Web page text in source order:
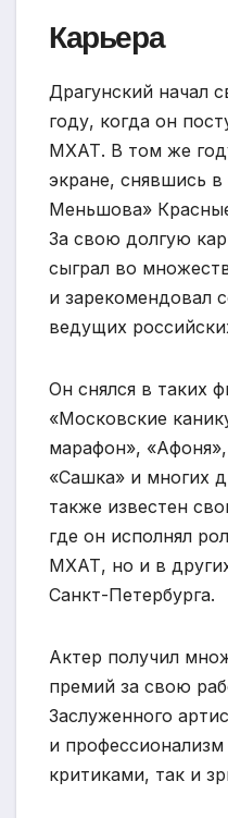
Карьера
Драгунский начал
году, когда он
МХАТ. В том же
экране, снявшись
Меньшова»
За свою долгую
сыграл во
и зарекомендовал
ведущих
Он снялся в таких
«Московские
марафон»,
«Сашка» и многих
также известен
где он исполнял
МХАТ, но и в
Санкт-Петербурга.
Актер получил
премий за свою
Заслуженного
и
критиками, так и